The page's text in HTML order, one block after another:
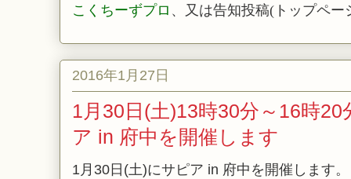
こくちーずプロ 、又は告知投稿(トップペ
2016年1月27日
1月30日(土)13時30分～16時
ア in 府中を開催します
1月30日(土)にサピア in 府中を開催します。